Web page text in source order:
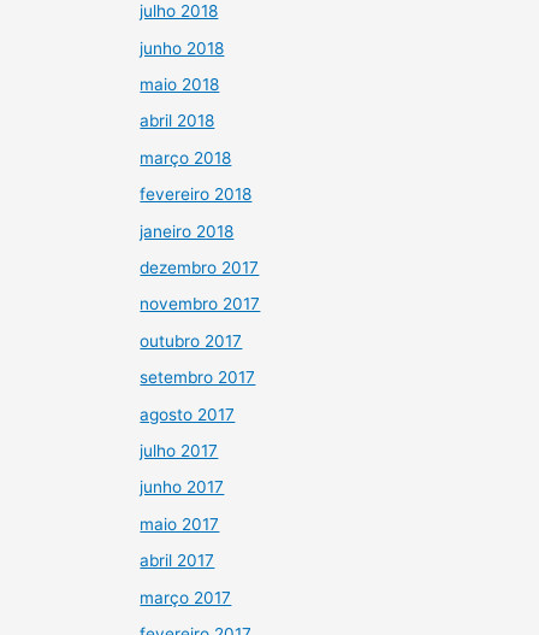
julho 2018
junho 2018
maio 2018
abril 2018
março 2018
fevereiro 2018
janeiro 2018
dezembro 2017
novembro 2017
outubro 2017
setembro 2017
agosto 2017
julho 2017
junho 2017
maio 2017
abril 2017
março 2017